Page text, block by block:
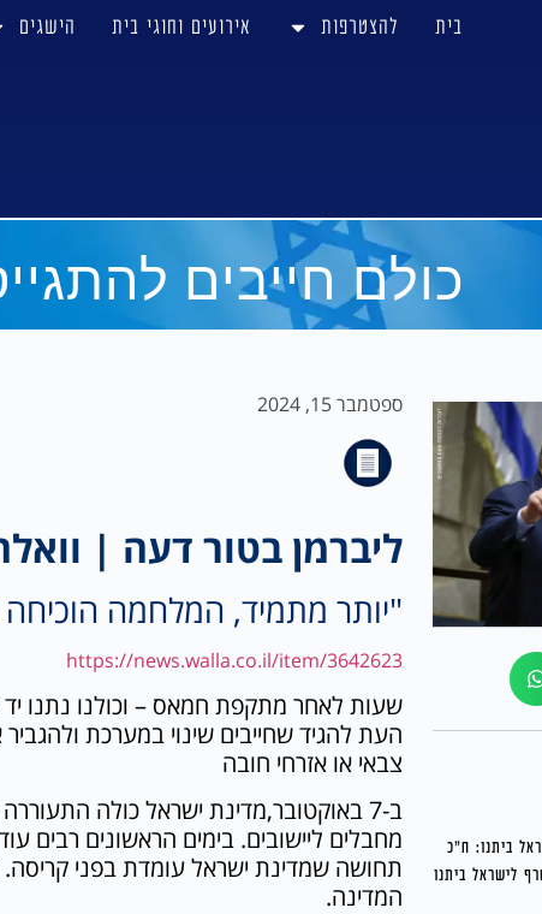
בית להצטרפות אירועים וחוגי בית הישגים
כולם חייבים
ספטמבר 15, 2024
ליברמן בטור דעה |
"יותר מתמיד, המלחמה הוכיחה
https://news.walla.co.il/item/3642623
שעות לאחר מתקפת חמאס – וכולנו נתנו
צבאי או אזרחי חובה
ב-7 באוקטובר,מדינת ישראל כולה
מחבלים ליישובים. בימים הראשונים רבים
תחושה שמדינת ישראל עומדת בפני קריסה.
המדינה.
ביתנו: ח״כ
לישראל ביתנו